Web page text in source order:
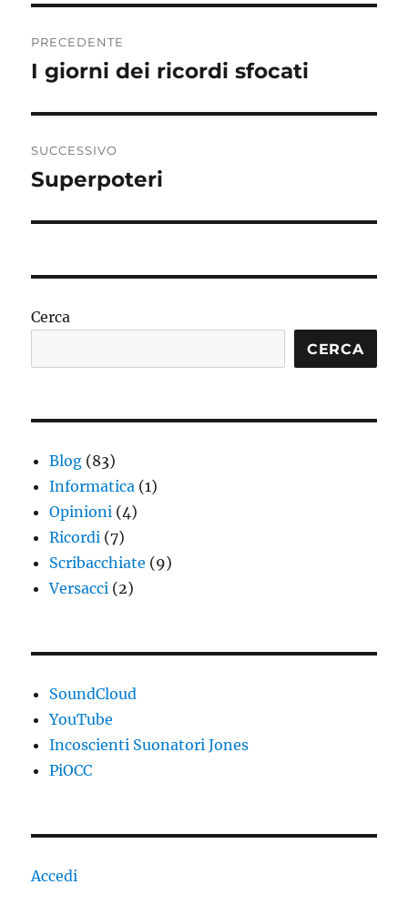
articoli
PRECEDENTE
Articolo
I giorni dei ricordi sfocati
SUCCESSIVO
Articolo
Superpoteri
Cerca
CERCA
Blog (83)
Informatica (1)
Opinioni (4)
Ricordi (7)
Scribacchiate (9)
Versacci (2)
SoundCloud
YouTube
Incoscienti Suonatori Jones
PiOCC
Accedi